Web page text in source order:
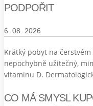
PODPOŘIT
6. 08. 2026
Krátký pobyt na
nepochybně užitečný,
vitaminu D.
CO MÁ SMYSL